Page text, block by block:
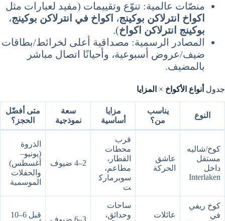
منصّات عالمية: تنوّع وتقييمات (مفيد لعبارات مثل
اكواخ انترلاكن بوكينج، اكواخ في انترلاكن بوكينج،
بوكينج انترلاكن اكواخ).
المصادر الرسمية: مصداقية أعلى لخرائط/بطاقات
ضيف/عروض أسبوعية، وأحيانًا اتصال مباشر
بالمضيف.
جدول أنواع الأكواخ × المزايا
النوع
يناسب
من؟
مزايا
أساسية
سعة
نموذجية
متى أفضّل
الحجز؟
كوخ/شاليه
مستقل
داخل
Interlaken
عاشق
الحركة
قرب
محطات
القطار،
مطاعم،
سوبرمارك
ت
2–4 ضيوف
الذروة
(يونيو–
أغسطس)
والحفلات
الموسمية
كوخ ريفي
في
عائلات
ساحات
وحدائق،
قبل 6–10